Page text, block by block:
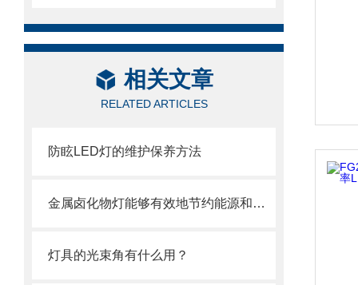
相关文章
RELATED ARTICLES
防眩LED灯的维护保养方法
金属卤化物灯能够有效地节约能源和降低电力消耗
灯具的光束角有什么用？